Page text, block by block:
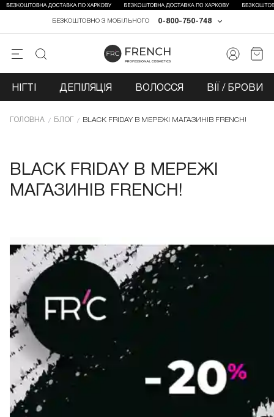
0-800-750-748
БЕЗКОШТОВНО З МОБІЛЬНОГО
НІГТІ ДЕПІЛЯЦІЯ ВОЛОССЯ ВІЇ / БРОВИ
ГОЛОВНА БЛОГ BLACK FRIDAY В МЕРЕЖІ МАГАЗИНІВ FRENCH!
BLACK FRIDAY В МЕРЕЖІ
МАГАЗИНІВ FRENCH!